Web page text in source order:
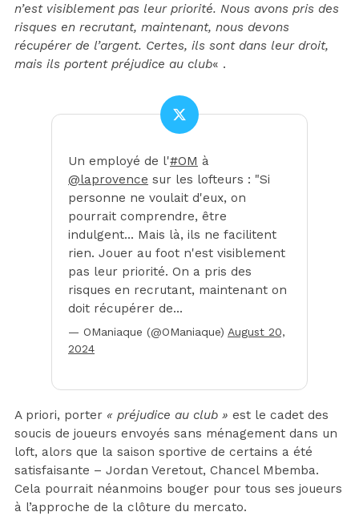
n’est visiblement pas leur priorité. Nous avons pris des
risques en recrutant, maintenant, nous devons
récupérer de l’argent. Certes, ils sont dans leur droit,
mais ils portent préjudice au club« .
Un employé de l'#OM à
@laprovence sur les lofteurs : "Si
personne ne voulait d'eux, on
pourrait comprendre, être
indulgent… Mais là, ils ne facilitent
rien. Jouer au foot n'est visiblement
pas leur priorité. On a pris des
risques en recrutant, maintenant on
doit récupérer de…
— OManiaque (@OManiaque) August 20,
2024
A priori, porter « préjudice au club » est le cadet des
soucis de joueurs envoyés sans ménagement dans un
loft, alors que la saison sportive de certains a été
satisfaisante – Jordan Veretout, Chancel Mbemba.
Cela pourrait néanmoins bouger pour tous ses joueurs
à l’approche de la clôture du mercato.